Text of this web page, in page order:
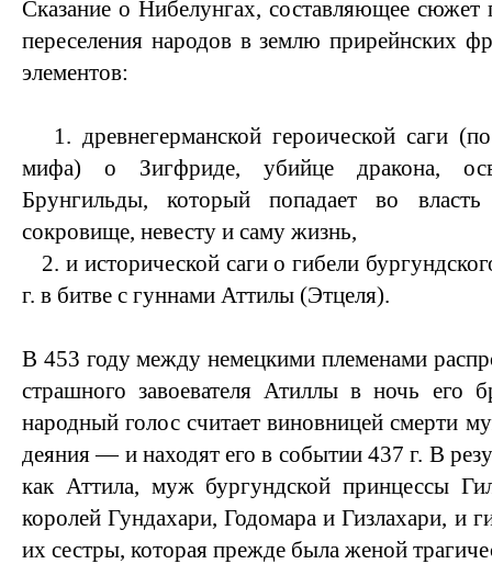
Сказание о Нибелунгах, составляющее
переселения народов в землю прирейнских
элементов:
1. древнегерманской героической саги
мифа) о Зигфриде, убийце дракона,
Брунгильды, который попадает во
сокровище, невесту и саму жизнь,
2. и исторической саги о гибели
г. в битве с гуннами Аттилы (Этцеля).
В 453 году между немецкими племенами
страшного завоевателя Атиллы в ночь его
народный голос считает виновницей смерти
деяния — и находят его в событии 437 г. В
как Аттила, муж бургундской принцессы
королей Гундахари, Годомара и Гизлахари, и
их сестры, которая прежде была женой